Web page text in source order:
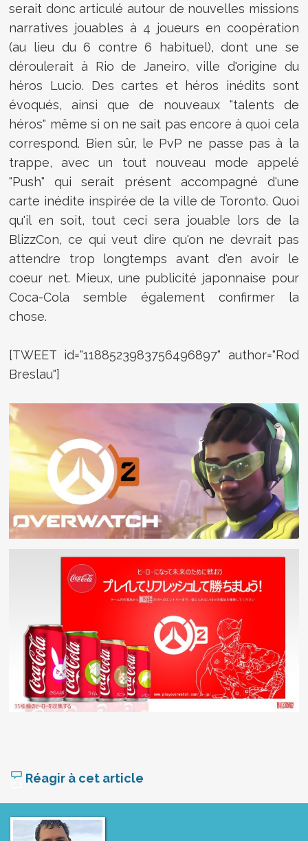
serait donc articulé autour de nouvelles missions
narratives jouables à 4 joueurs en coopération
(au lieu du 6 contre 6 habituel), dont une se
déroulerait à Rio de Janeiro, ville d'origine du
héros Lucio. Des cartes et héros inédits sont
évoqués, ainsi que de nouveaux "talents de
héros" même si on ne sait pas encore à quoi cela
correspond. Bien sûr, le PvP ne passe pas à la
trappe, avec un tout nouveau mode appelé
"Push" qui serait présent accompagné d'une
carte inédite inspirée de la ville de Toronto. Quoi
qu'il en soit, tout ceci sera jouable lors de la
BlizzCon, ce qui veut dire qu'on ne devrait pas
attendre trop longtemps avant d'en avoir le
coeur net. Mieux, une publicité japonnaise pour
Coca-Cola semble également confirmer la
chose.
[TWEET id="1188523983756496897" author="Rod
Breslau"]
Réagir à cet article